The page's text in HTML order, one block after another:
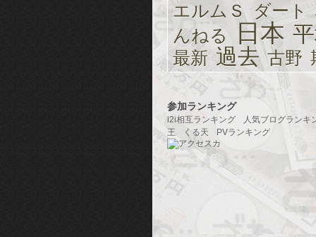
エルムＳ ダート
んねる 日本
最新 過去 古野
参加ランキング
i2i相互ランキング
人気ブログランキ
王
くる天 PVランキング